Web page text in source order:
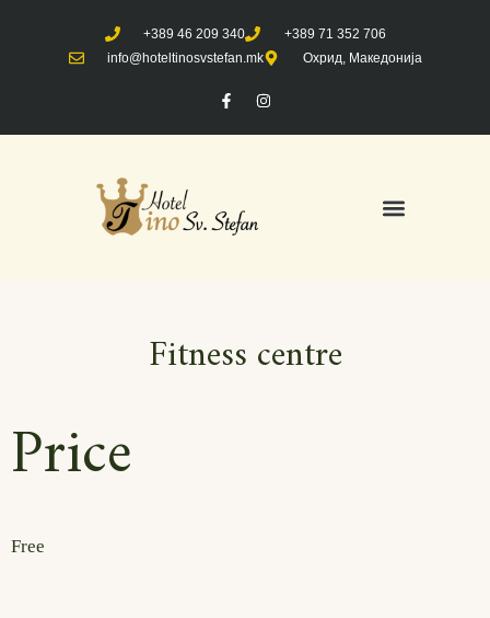
+389 46 209 340
+389 71 352 706
info@hoteltinosvstefan.mk
Охрид, Македонија
Fitness centre
Price
Free